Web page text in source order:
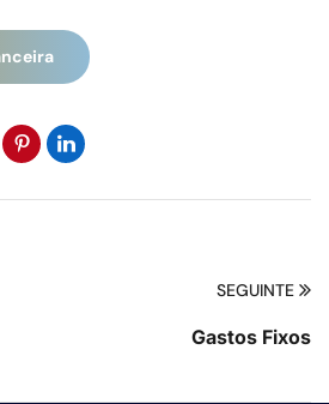
SEGUINTE
Gastos Fixos